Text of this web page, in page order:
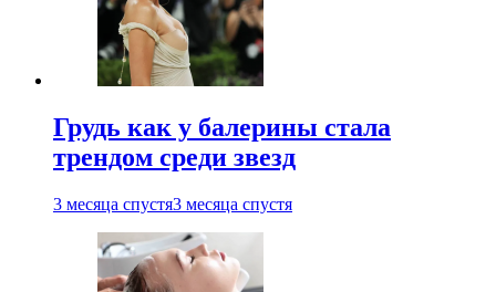
Грудь как у балерины стала
трендом среди звезд
3 месяца спустя3 месяца спустя